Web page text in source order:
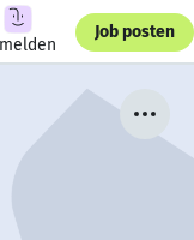
Job posten